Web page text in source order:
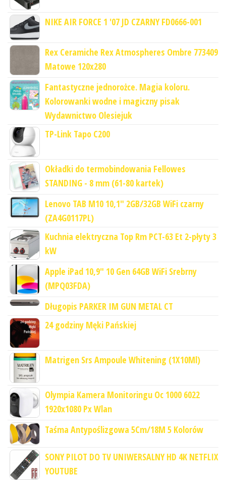
NIKE AIR FORCE 1 '07 JD CZARNY FD0666-001
Rex Ceramiche Rex Atmospheres Ombre 773409
Matowe 120x280
Fantastyczne jednorożce. Magia koloru.
Kolorowanki wodne i magiczny pisak
Wydawnictwo Olesiejuk
TP-Link Tapo C200
Okładki do termobindowania Fellowes
STANDING - 8 mm (61-80 kartek)
Lenovo TAB M10 10,1" 2GB/32GB WiFi czarny
(ZA4G0117PL)
Kuchnia elektryczna Top Rm PCT-63 Et 2-płyty 3
kW
Apple iPad 10,9" 10 Gen 64GB WiFi Srebrny
(MPQ03FDA)
Długopis PARKER IM GUN METAL CT
24 godziny Męki Pańskiej
Matrigen Srs Ampoule Whitening (1X10Ml)
Olympia Kamera Monitoringu Oc 1000 6022
1920x1080 Px Wlan
Taśma Antypoślizgowa 5Cm/18M 5 Kolorów
SONY PILOT DO TV UNIWERSALNY HD 4K NETFLIX
YOUTUBE